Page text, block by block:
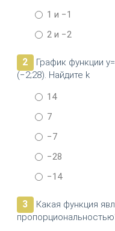
1 и −1
2 и −2
2 График функции
(−2;28). Найдите k
14
7
−7
−28
−14
3
Какая функция